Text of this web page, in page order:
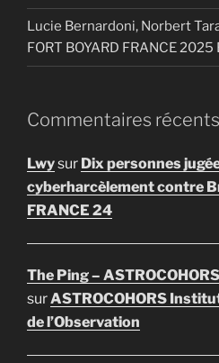
Lucie Bernardoni, Norbert
FORT BOYARD FRANCE 2025
Commentaires récents
Lwysur Dix personnes
cyberharcèlement contre
FRANCE 24
The Ping –
surASTROCOHORS
de l’Observation